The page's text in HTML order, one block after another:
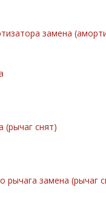
замена
(рычаг снят)
рычага замена (рычаг